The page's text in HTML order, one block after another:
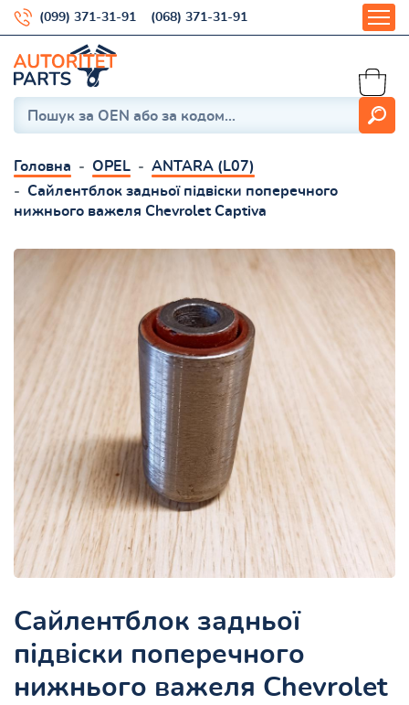
(099) 371-31-91 (068) 371-31-91
Головна OPEL
ANTARA (L07)
Сайлентблок задньої підвіски поперечного
нижнього важеля Chevrolet Captiva
Сайлентблок задньої
підвіски поперечного
нижнього важеля Chevrolet